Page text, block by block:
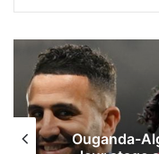
Ouganda-